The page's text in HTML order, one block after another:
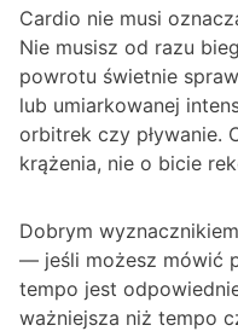
Cardio nie musi
Nie musisz od razu
powrotu świetnie
lub umiarkowanej
orbitrek czy pływanie.
krążenia, nie o bicie
Dobrym
— jeśli możesz mówić
tempo jest
ważniejsza niż tempo